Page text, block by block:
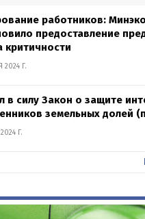
работников:
предоставление
критичности
2024 Г.
в силу Закон о защите
земельных долей
Г.